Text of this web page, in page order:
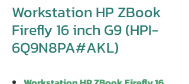
Workstation HP ZBook
Firefly 16 inch G9 (HPI-
6Q9N8PA#AKL)